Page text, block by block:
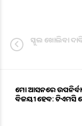
ସ୍କୁଲ ଖୋଲିବା
ମୋ ଆସନରେ
ବିଜୟୀ ହେବ: ଟିଏମସି